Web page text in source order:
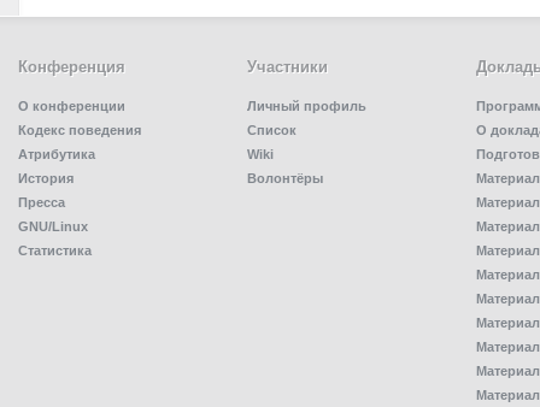
Конференция
О конференции
Кодекс поведения
Атрибутика
История
Пресса
GNU/Linux
Статистика
Участники
Личный профиль
Список
Wiki
Волонтёры
О